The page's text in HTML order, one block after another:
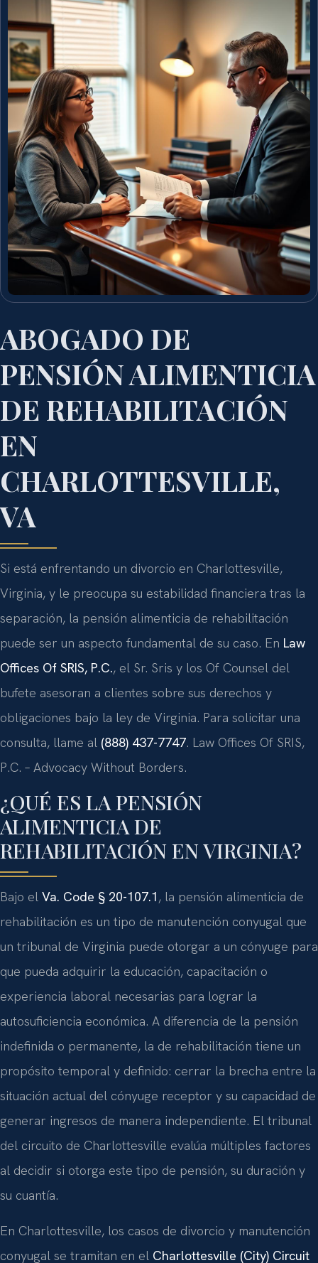
ABOGADO DE
PENSIÓN ALIMENTICIA
DE REHABILITACIÓN
EN
CHARLOTTESVILLE,
VA
Si está enfrentando un divorcio en Charlottesville,
Virginia, y le preocupa su estabilidad financiera tras la
separación, la pensión alimenticia de rehabilitación
puede ser un aspecto fundamental de su caso. En Law
Offices Of SRIS, P.C., el Sr. Sris y los Of Counsel del
bufete asesoran a clientes sobre sus derechos y
obligaciones bajo la ley de Virginia. Para solicitar una
consulta, llame al (888) 437-7747. Law Offices Of SRIS,
P.C. – Advocacy Without Borders.
¿QUÉ ES LA PENSIÓN
ALIMENTICIA DE
REHABILITACIÓN EN VIRGINIA?
Bajo el Va. Code § 20-107.1, la pensión alimenticia de
rehabilitación es un tipo de manutención conyugal que
un tribunal de Virginia puede otorgar a un cónyuge para
que pueda adquirir la educación, capacitación o
experiencia laboral necesarias para lograr la
autosuficiencia económica. A diferencia de la pensión
indefinida o permanente, la de rehabilitación tiene un
propósito temporal y definido: cerrar la brecha entre la
situación actual del cónyuge receptor y su capacidad de
generar ingresos de manera independiente. El tribunal
del circuito de Charlottesville evalúa múltiples factores
al decidir si otorga este tipo de pensión, su duración y
su cuantía.
En Charlottesville, los casos de divorcio y manutención
conyugal se tramitan en el Charlottesville (City) Circuit